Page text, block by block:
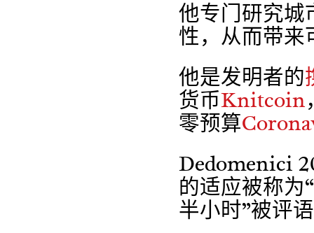
他专门研究城
性，从而带来
他是发明者的
货币Knitcoin
零预算
Dedomenici
的适应被称为
半小时”被评